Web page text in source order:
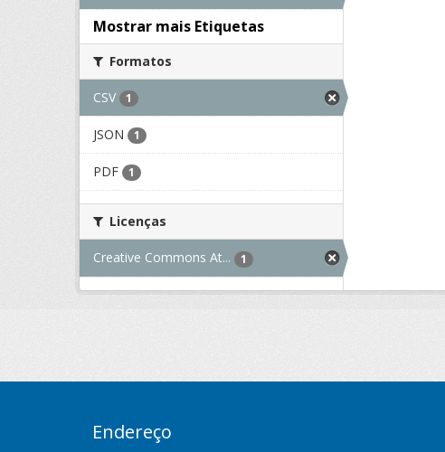
Mostrar mais Etiquetas
Formatos
CSV 1
JSON 1
PDF 1
Licenças
Creative Commons At... 1
Endereço